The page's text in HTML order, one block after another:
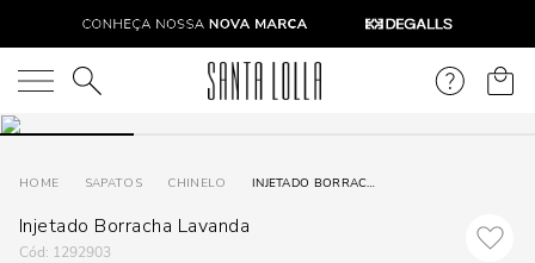
O que você está procurando?
SAPATOS CHINELO INJETADO BORRACHA LAVANDA
Injetado Borracha Lavanda
: 1292903